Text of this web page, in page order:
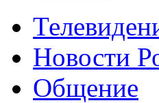
Новости
Общение